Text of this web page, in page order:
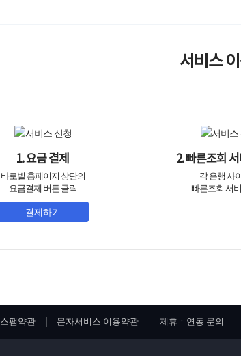
서비스
1. 요금 결제
바로빌 홈페이지 상단의
요금결제 버튼 클릭
결제하기
2. 빠른조회
각 은행 사
빠른조회 서
스팸약관 문자서비스 이용약관 제휴ㆍ연동 문의